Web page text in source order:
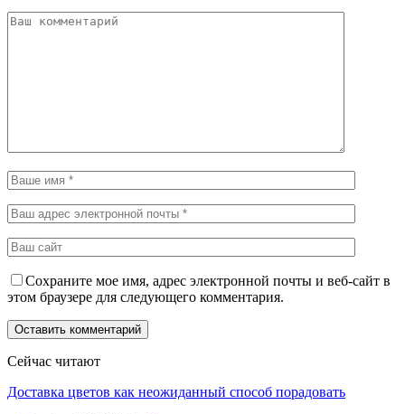
Сохраните мое имя, адрес электронной почты и веб-сайт в
этом браузере для следующего комментария.
Сейчас читают
Доставка цветов как неожиданный способ порадовать